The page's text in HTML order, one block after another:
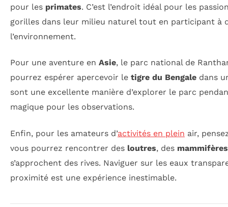
pour les primates. C’est l’endroit idéal pour les
gorilles dans leur milieu naturel tout en participant à
l’environnement.
Pour une aventure en Asie, le parc national de
pourrez espérer apercevoir le tigre du Bengale dans
sont une excellente manière d’explorer le parc
magique pour les observations.
Enfin, pour les amateurs d’activités en plein air,
vous pourrez rencontrer des loutres, des
s’approchent des rives. Naviguer sur les eaux
proximité est une expérience inestimable.